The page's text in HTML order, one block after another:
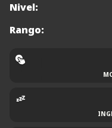
Nivel:
Rango: